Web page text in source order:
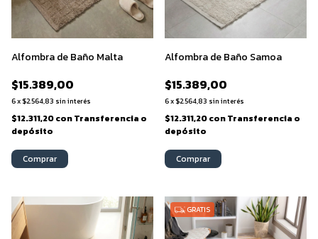
Alfombra de Baño Malta
$15.389,00
6x $2.564,83 sin interés
$12.311,20conTransferencia o
depósito
Comprar
Alfombra de Baño Samoa
$15.389,00
6x $2.564,83 sin interés
$12.311,20conTransferencia o
depósito
Comprar
GRATIS